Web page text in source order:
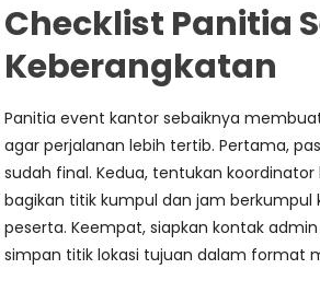
Checklist Panitia
Keberangkatan
Panitia event kantor sebaiknya
agar perjalanan lebih tertib. Pertama,
sudah final. Kedua, tentukan koordinator
bagikan titik kumpul dan jam berkumpul
peserta. Keempat, siapkan kontak
simpan titik lokasi tujuan dalam format